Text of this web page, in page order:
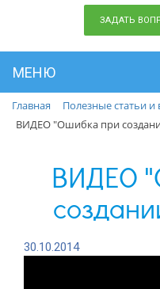
ЗАДАТЬ
МЕНЮ
Главная
Полезные статьи и
ВИДЕО "Ошибка при
ВИДЕО
30.10.2014